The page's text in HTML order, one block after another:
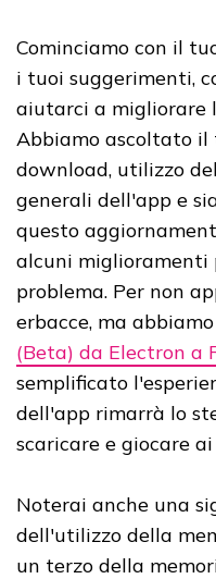
Cominciamo con il
i tuoi suggerimenti,
aiutarci a migliorare
Abbiamo ascoltato il
download, utilizzo
generali dell'app e
questo
alcuni miglioramenti
problema. Per non
erbacce, ma abbiamo
(Beta) da Electron a
semplificato
dell'app rimarrà lo
scaricare e giocare
Noterai anche una
dell'utilizzo della
un terzo della